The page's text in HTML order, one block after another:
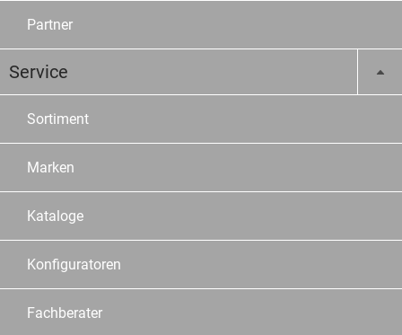
Partner
Service
Sortiment
Marken
Kataloge
Konfiguratoren
Fachberater